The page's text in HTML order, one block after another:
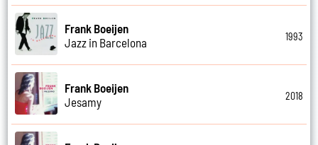
Frank Boeijen
Jazz in Barcelona
1993
Frank Boeijen
Jesamy
2018